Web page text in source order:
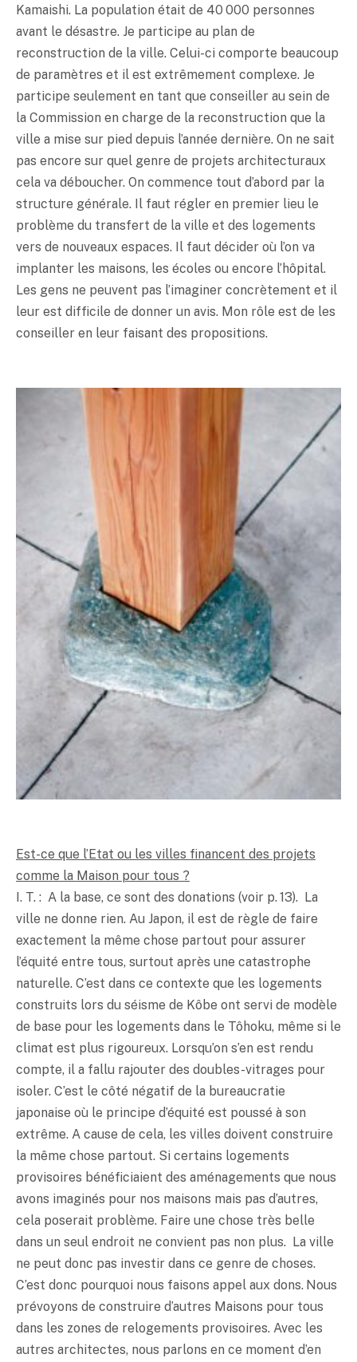
Kamaishi. La population était de 40 000 personnes
avant le désastre. Je participe au plan de
reconstruction de la ville. Celui-ci comporte beaucoup
de paramètres et il est extrêmement complexe. Je
participe seulement en tant que conseiller au sein de
la Commission en charge de la reconstruction que la
ville a mise sur pied depuis l’année dernière. On ne sait
pas encore sur quel genre de projets architecturaux
cela va déboucher. On commence tout d’abord par la
structure générale. Il faut régler en premier lieu le
problème du transfert de la ville et des logements
vers de nouveaux espaces. Il faut décider où l’on va
implanter les maisons, les écoles ou encore l’hôpital.
Les gens ne peuvent pas l’imaginer concrètement et il
leur est difficile de donner un avis. Mon rôle est de les
conseiller en leur faisant des propositions.
Est-ce que l’Etat ou les villes financent des projets
comme la Maison pour tous ?
I. T. : A la base, ce sont des donations (voir p. 13). La
ville ne donne rien. Au Japon, il est de règle de faire
exactement la même chose partout pour assurer
l’équité entre tous, surtout après une catastrophe
naturelle. C’est dans ce contexte que les logements
construits lors du séisme de Kôbe ont servi de modèle
de base pour les logements dans le Tôhoku, même si le
climat est plus rigoureux. Lorsqu’on s’en est rendu
compte, il a fallu rajouter des doubles-vitrages pour
isoler. C’est le côté négatif de la bureaucratie
japonaise où le principe d’équité est poussé à son
extrême. A cause de cela, les villes doivent construire
la même chose partout. Si certains logements
provisoires bénéficiaient des aménagements que nous
avons imaginés pour nos maisons mais pas d’autres,
cela poserait problème. Faire une chose très belle
dans un seul endroit ne convient pas non plus. La ville
ne peut donc pas investir dans ce genre de choses.
C’est donc pourquoi nous faisons appel aux dons. Nous
prévoyons de construire d’autres Maisons pour tous
dans les zones de relogements provisoires. Avec les
autres architectes, nous parlons en ce moment d’en